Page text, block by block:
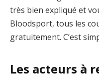
très bien expliqué et
Bloodsport, tous les
gratuitement. C’est
Les acteurs à